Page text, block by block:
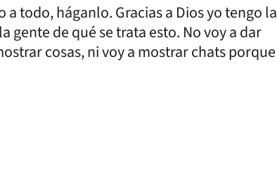
todo, háganlo. Gracias a Dios yo tengo la
de qué se trata esto. No voy a dar
cosas, ni voy a mostrar chats porque